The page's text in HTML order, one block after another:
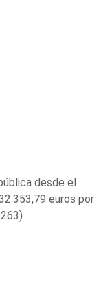
desde el
euros por